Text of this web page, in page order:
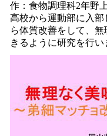
作：食物調理科2年野
高校から運動部に入
ら体質改善をして、
きるように研究を行い